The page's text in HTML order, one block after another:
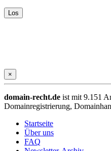
×
domain-recht.de ist mit 9.151
Domainregistrierung,
Startseite
Über uns
FAQ